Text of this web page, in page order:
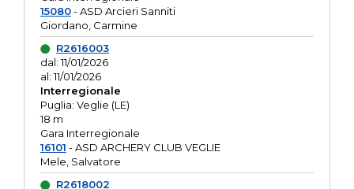
15080- ASD Arcieri Sanniti
Giordano, Carmine
R2616003
dal: 11/01/2026
al: 11/01/2026
Interregionale
Puglia: Veglie (LE)
18 m
Gara Interregionale
16101 - ASD ARCHERY CLUB VEGLIE
Mele, Salvatore
R2618002